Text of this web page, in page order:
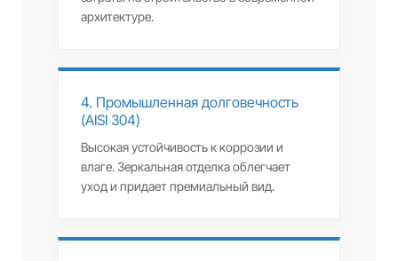
архитектуре.
4. Промышленная долговечность
(AISI 304)
Высокая устойчивость к коррозии и
влаге. Зеркальная отделка облегчает
уход и придает премиальный вид.